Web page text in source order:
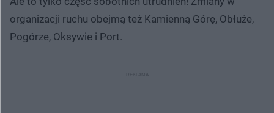
organizacji ruchu obejmą też Kamienną Górę, Obłuże,
Pogórze, Oksywie i Port.